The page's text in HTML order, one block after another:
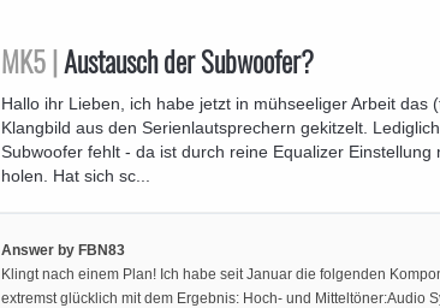
MK5 |Austausch der Subwoofer?
Hallo ihr Lieben, ich habe jetzt in mühseeliger Arbeit das
Klangbild aus den Serienlautsprechern gekitzelt.
Subwoofer fehlt - da ist durch reine Equalizer Einstellung
holen. Hat sich sc...
Answer by FBN83
Klingt nach einem Plan! Ich habe seit Januar die folgenden
extremst glücklich mit dem Ergebnis: Hoch- und Mitteltöner:Audio